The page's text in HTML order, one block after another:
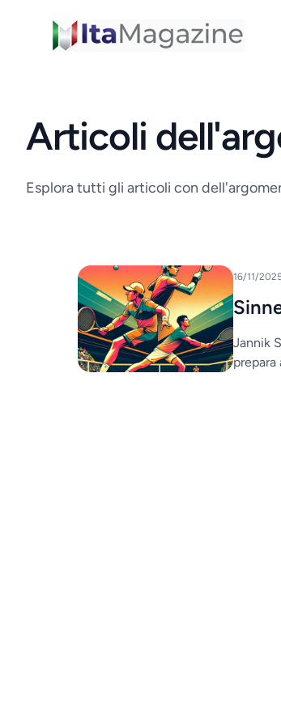
ItaMagazine
Articoli
Esplora tutti gli articoli con
16/11/
Jannik